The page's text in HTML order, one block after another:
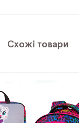
Схожі товари